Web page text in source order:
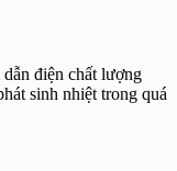
điện chất lượng
sinh nhiệt trong quá